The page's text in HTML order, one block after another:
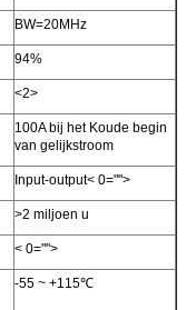
BW=20MHz
94%
<2>
100A bij het Koude begin
van gelijkstroom
Input-output< 0="">
>2 miljoen u
< 0="">
-55 ~ +115℃